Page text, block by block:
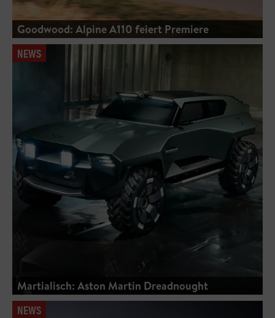
Goodwood: Alpine A110 feiert Premiere
NEWS
Martialisch: Aston Martin Dreadnought
NEWS